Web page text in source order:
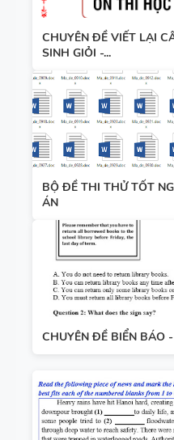
CHUYÊN ĐỀ VIẾT LẠI
SINH GIỎI -...
BỘ ĐỀ THI THỬ TỐT
ÁN
CHUYÊN ĐỀ BIỂN BÁO